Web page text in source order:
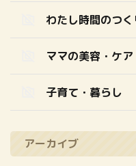
わたし時間のつく
ママの美容・ケア
子育て・暮らし
アーカイブ